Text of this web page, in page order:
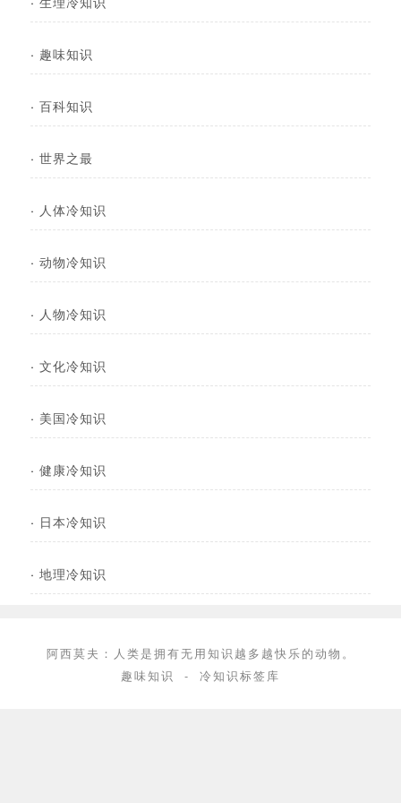
· 趣味知识
· 百科知识
· 世界之最
· 人体冷知识
· 动物冷知识
· 人物冷知识
· 文化冷知识
· 美国冷知识
· 健康冷知识
· 日本冷知识
· 地理冷知识
阿西莫夫：人类是拥有无用知识越多越快乐的动物。
趣味知识
- 冷知识标签库